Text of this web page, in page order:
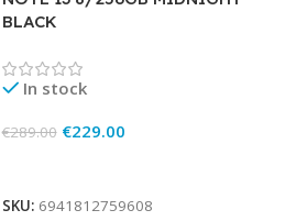
BLACK
In stock
€289.00 €229.00
SKU: 6941812759608